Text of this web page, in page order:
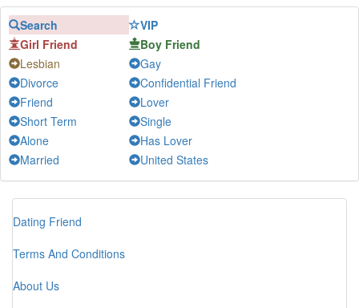
Search
VIP
Girl Friend
Boy Friend
Lesbian
Gay
Divorce
Confidential Friend
Friend
Lover
Short Term
Single
Alone
Has Lover
Married
United States
Dating Friend
Terms And Conditions
About Us